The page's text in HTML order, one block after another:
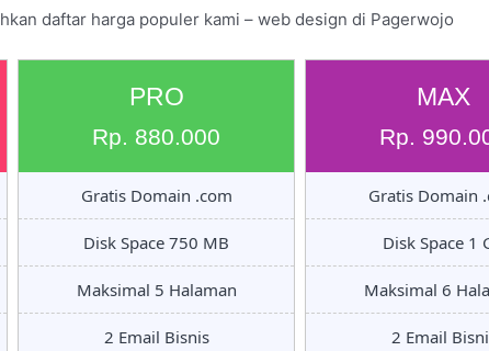
daftar harga populer kami – web design di Pagerwojo
PRO
Rp. 880.000
Gratis Domain .com
Disk Space 750 MB
Maksimal 5 Halaman
2 Email Bisnis
MAX
Rp.
Gratis Domain
Disk Space 1
Maksimal 6
2 Email